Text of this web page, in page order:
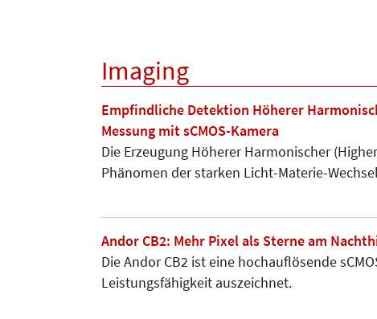
Imaging
Empfindliche Detektion Höherer
Messung mit sCMOS-Kamera
Die Erzeugung Höherer Harmonischer
Phänomen der starken Licht-Materie-
Andor CB2: Mehr Pixel als Sterne am
Die Andor CB2 ist eine hochauflösende
Leistungsfähigkeit auszeichnet.